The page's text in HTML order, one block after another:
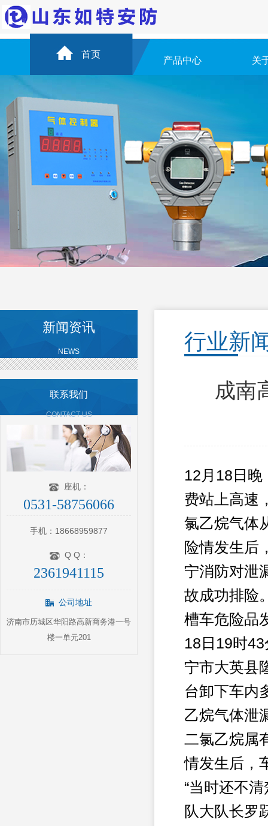
首页
产品中心 关
新闻资讯
NEWS
联系我们
CONTACT US
座机：
0531-58756066
手机：18668959877
Q Q：
2361941115
公司地址
济南市历城区华阳路高新商务港一号
楼一单元201
行业新
成南
12月18日
费站上高速
氯乙烷气体
险情发生后
宁消防对泄
故成功排险
槽车危险品
18日19时
宁市大英县
台卸下车内
乙烷气体泄
二氯乙烷属
情发生后，
“当时还不
队大队长罗